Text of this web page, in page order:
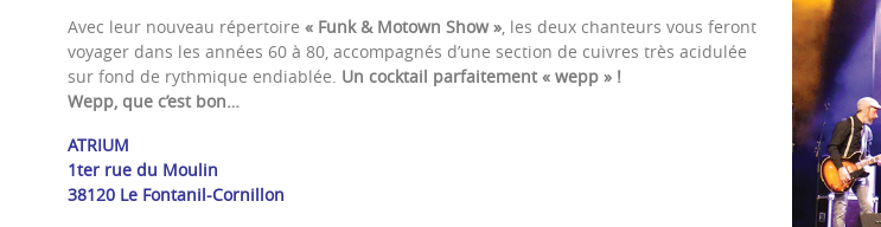
Avec leur nouveau répertoire « Funk & Motown Show » , les deux chanteurs vous feront
voyager dans les années 60 à 80, accompagnés d’une section de cuivres très acidulée
sur fond de rythmique endiablée. Un cocktail parfaitement « wepp » !
Wepp, que c’est bon…
ATRIUM
1ter rue du Moulin
38120 Le Fontanil-Cornillon